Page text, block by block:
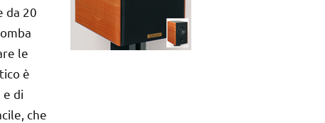
da 20
le
è
di
che